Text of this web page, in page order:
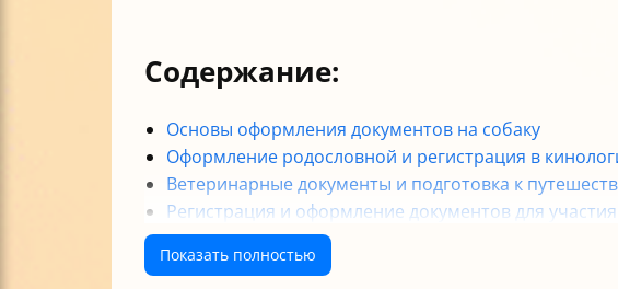
Содержание:
Основы оформления документов на собаку
Оформление родословной и регистрация в
Ветеринарные документы и подготовка к
Регистрация и оформление документов для
Практические советы и особенности регионального
Итог: пошаговое руководство как сделать
Показать полностью